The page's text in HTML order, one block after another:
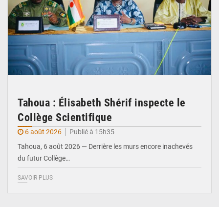
Tahoua : Élisabeth Shérif inspecte le
Collège Scientifique
6 août 2026
Publié à 15h35
Tahoua, 6 août 2026 — Derrière les murs encore inachevés
du futur Collège…
SAVOIR PLUS